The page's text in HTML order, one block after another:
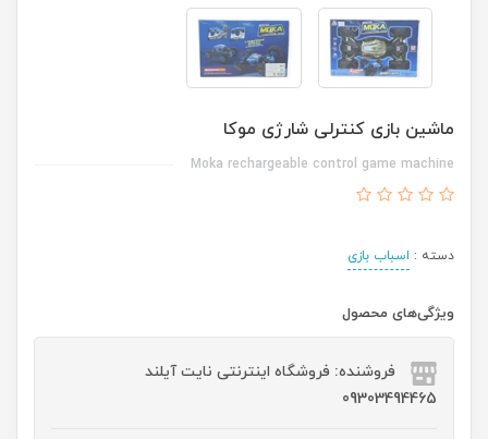
ماشین بازی کنترلی شارژی موکا
Moka rechargeable control game machine
دسته : اسباب بازی
ویژگی‌های محصول
فروشنده: فروشگاه اینترنتی نایت آیلند
09303494465